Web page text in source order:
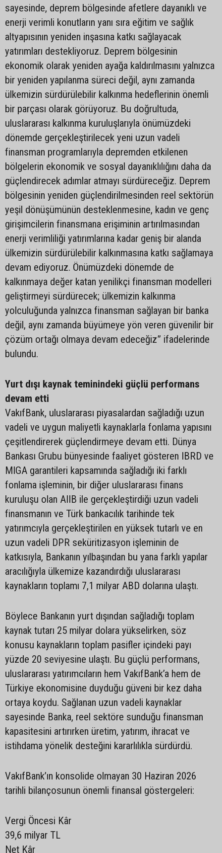
sayesinde, deprem bölgesinde afetlere dayanıklı ve
enerji verimli konutların yanı sıra eğitim ve sağlık
altyapısının yeniden inşasına katkı sağlayacak
yatırımları destekliyoruz. Deprem bölgesinin
ekonomik olarak yeniden ayağa kaldırılmasını yalnızca
bir yeniden yapılanma süreci değil, aynı zamanda
ülkemizin sürdürülebilir kalkınma hedeflerinin önemli
bir parçası olarak görüyoruz. Bu doğrultuda,
uluslararası kalkınma kuruluşlarıyla önümüzdeki
dönemde gerçekleştirilecek yeni uzun vadeli
finansman programlarıyla depremden etkilenen
bölgelerin ekonomik ve sosyal dayanıklılığını daha da
güçlendirecek adımlar atmayı sürdüreceğiz. Deprem
bölgesinin yeniden güçlendirilmesinden reel sektörün
yeşil dönüşümünün desteklenmesine, kadın ve genç
girişimcilerin finansmana erişiminin artırılmasından
enerji verimliliği yatırımlarına kadar geniş bir alanda
ülkemizin sürdürülebilir kalkınmasına katkı sağlamaya
devam ediyoruz. Önümüzdeki dönemde de
kalkınmaya değer katan yenilikçi finansman modelleri
geliştirmeyi sürdürecek; ülkemizin kalkınma
yolculuğunda yalnızca finansman sağlayan bir banka
değil, aynı zamanda büyümeye yön veren güvenilir bir
çözüm ortağı olmaya devam edeceğiz” ifadelerinde
bulundu.
Yurt dışı kaynak teminindeki güçlü performans
devam etti
VakıfBank, uluslararası piyasalardan sağladığı uzun
vadeli ve uygun maliyetli kaynaklarla fonlama yapısını
çeşitlendirerek güçlendirmeye devam etti. Dünya
Bankası Grubu bünyesinde faaliyet gösteren IBRD ve
MIGA garantileri kapsamında sağladığı iki farklı
fonlama işleminin, bir diğer uluslararası finans
kuruluşu olan AIIB ile gerçekleştirdiği uzun vadeli
finansmanın ve Türk bankacılık tarihinde tek
yatırımcıyla gerçekleştirilen en yüksek tutarlı ve en
uzun vadeli DPR seküritizasyon işleminin de
katkısıyla, Bankanın yılbaşından bu yana farklı yapılar
aracılığıyla ülkemize kazandırdığı uluslararası
kaynakların toplamı 7,1 milyar ABD dolarına ulaştı.
Böylece Bankanın yurt dışından sağladığı toplam
kaynak tutarı 25 milyar dolara yükselirken, söz
konusu kaynakların toplam pasifler içindeki payı
yüzde 20 seviyesine ulaştı. Bu güçlü performans,
uluslararası yatırımcıların hem VakıfBank’a hem de
Türkiye ekonomisine duyduğu güveni bir kez daha
ortaya koydu. Sağlanan uzun vadeli kaynaklar
sayesinde Banka, reel sektöre sunduğu finansman
kapasitesini artırırken üretim, yatırım, ihracat ve
istihdama yönelik desteğini kararlılıkla sürdürdü.
VakıfBank’ın konsolide olmayan 30 Haziran 2026
tarihli bilançosunun önemli finansal göstergeleri:
Vergi Öncesi Kâr
39,6 milyar TL
Net Kâr